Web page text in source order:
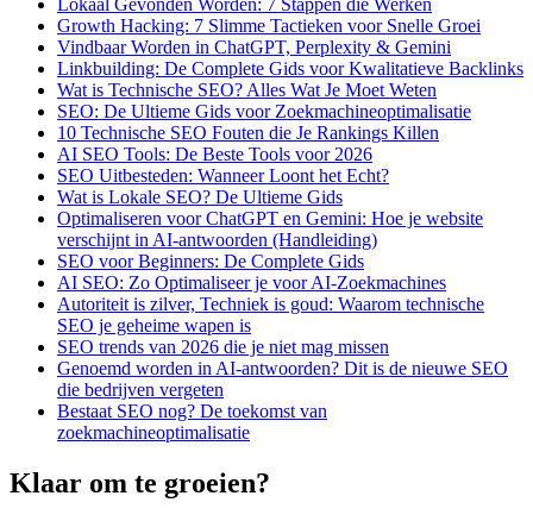
Growth Hacking: 7 Slimme Tactieken voor Snelle Groei
Vindbaar Worden in ChatGPT, Perplexity & Gemini
Linkbuilding: De Complete Gids voor Kwalitatieve Backlinks
Wat is Technische SEO? Alles Wat Je Moet Weten
SEO: De Ultieme Gids voor Zoekmachineoptimalisatie
10 Technische SEO Fouten die Je Rankings Killen
AI SEO Tools: De Beste Tools voor 2026
SEO Uitbesteden: Wanneer Loont het Echt?
Wat is Lokale SEO? De Ultieme Gids
Optimaliseren voor ChatGPT en Gemini: Hoe je website
verschijnt in AI-antwoorden (Handleiding)
SEO voor Beginners: De Complete Gids
AI SEO: Zo Optimaliseer je voor AI-Zoekmachines
Autoriteit is zilver, Techniek is goud: Waarom technische
SEO je geheime wapen is
SEO trends van 2026 die je niet mag missen
Genoemd worden in AI-antwoorden? Dit is de nieuwe SEO
die bedrijven vergeten
Bestaat SEO nog? De toekomst van
zoekmachineoptimalisatie
Klaar om te groeien?